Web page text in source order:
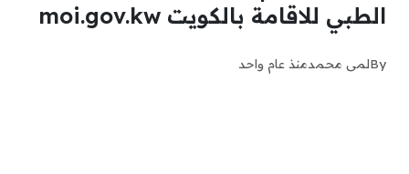
الطبي للاقامة بالكويت moi.gov.kw
Byلمى محمدمنذ عام واحد